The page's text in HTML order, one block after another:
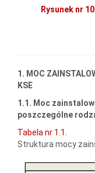
Rysunek nr
1. MOC
KSE
1.1. Moc
poszczególne
Tabela nr 1.1.
Struktura mocy